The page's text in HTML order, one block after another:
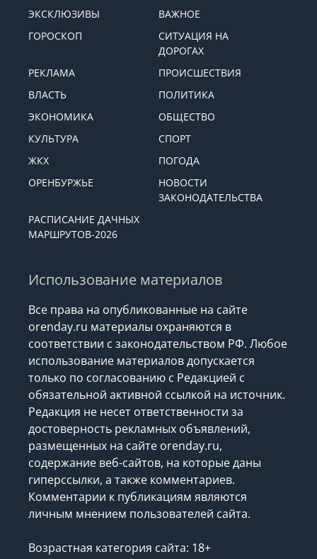
ЭКСКЛЮЗИВЫ
ВАЖНОЕ
ГОРОСКОП
СИТУАЦИЯ НА
ДОРОГАХ
РЕКЛАМА
ПРОИСШЕСТВИЯ
ВЛАСТЬ
ПОЛИТИКА
ЭКОНОМИКА
ОБЩЕСТВО
КУЛЬТУРА
СПОРТ
ЖКХ
ПОГОДА
ОРЕНБУРЖЬЕ
НОВОСТИ
ЗАКОНОДАТЕЛЬСТВА
РАСПИСАНИЕ ДАЧНЫХ
МАРШРУТОВ-2026
Использование материалов
Все права на опубликованные на сайте
orenday.ru материалы охраняются в
соответствии с законодательством РФ. Любое
использование материалов допускается
только по согласованию с Редакцией с
обязательной активной ссылкой на источник.
Редакция не несет ответственности за
достоверность рекламных объявлений,
размещенных на сайте orenday.ru,
содержание веб-сайтов, на которые даны
гиперссылки, а также комментариев.
Комментарии к публикациям являются
личным мнением пользователей сайта.
Возрастная категория сайта: 18+